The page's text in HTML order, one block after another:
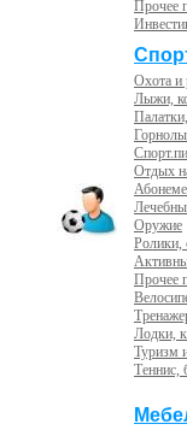
Прочее
Охота и
Лыжи,
Отдых
Оружие
Ролики,
Прочее
Лодки,
Туризм
Теннис,